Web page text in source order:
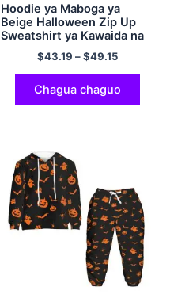
Hoodie ya Maboga ya
Beige Halloween Zip Up
Sweatshirt ya Kawaida na
ya Kustarehe ya Polyester
kwa Wanaume na
Wanawake
$43.19 –$49.15
Chagua chaguo